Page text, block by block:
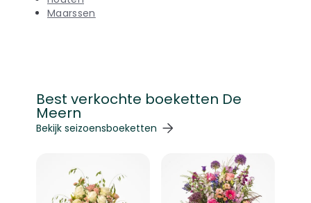
Maarssen
Best verkochte boeketten De
Meern
Navigeren door de elementen van de carrousel is
Druk om carrousel over te slaan
Bekijk seizoensboeketten